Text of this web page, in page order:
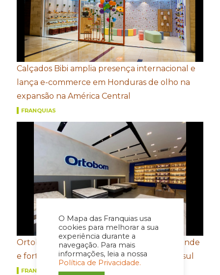
O Mapa das Franquias usa
cookies para melhorar a sua
experiência durante a
navegação. Para mais
informações, leia a nossa
Política de Privacidade.
Calçados Bibi amplia presença internacional e
lança e-commerce em Honduras de olho na
expansão na América Central
FRANQUIAS
Ortobom aposta em novo conceito de estande
e fortalecimento de portfólio para a Movelsul
FRANQUIAS